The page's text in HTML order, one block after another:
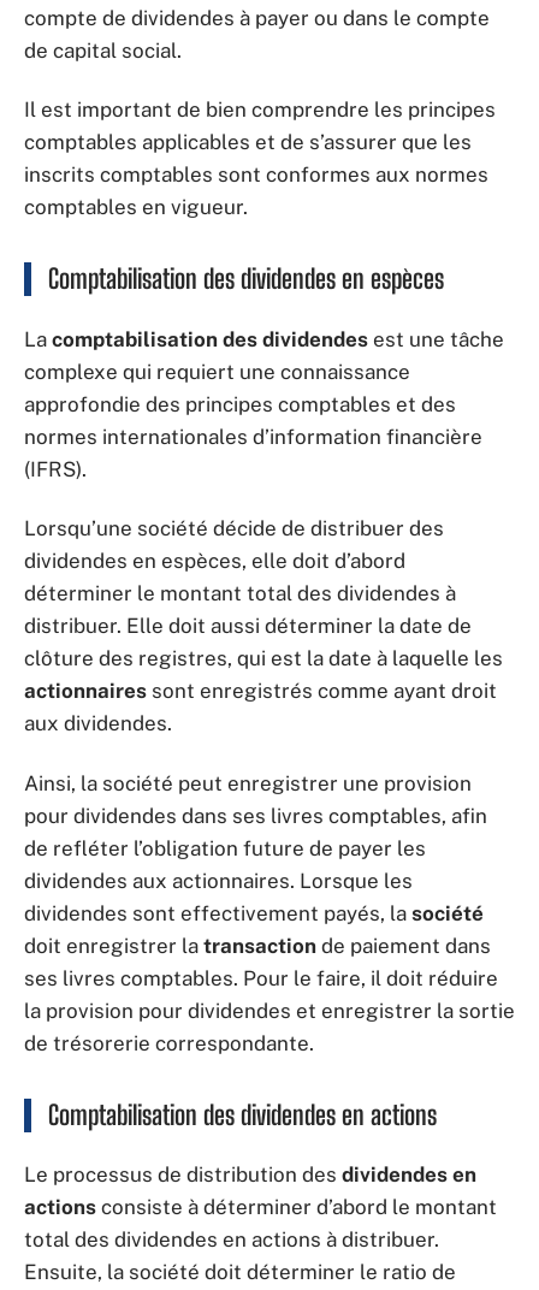
compte de dividendes à payer ou dans le compte
de capital social.
Il est important de bien comprendre les principes
comptables applicables et de s’assurer que les
inscrits comptables sont conformes aux normes
comptables en vigueur.
Comptabilisation des dividendes en espèces
La comptabilisation des dividendes est une tâche
complexe qui requiert une connaissance
approfondie des principes comptables et des
normes internationales d’information financière
(IFRS).
Lorsqu’une société décide de distribuer des
dividendes en espèces, elle doit d’abord
déterminer le montant total des dividendes à
distribuer. Elle doit aussi déterminer la date de
clôture des registres, qui est la date à laquelle les
actionnaires sont enregistrés comme ayant droit
aux dividendes.
Ainsi, la société peut enregistrer une provision
pour dividendes dans ses livres comptables, afin
de refléter l’obligation future de payer les
dividendes aux actionnaires. Lorsque les
dividendes sont effectivement payés, la société
doit enregistrer la transaction de paiement dans
ses livres comptables. Pour le faire, il doit réduire
la provision pour dividendes et enregistrer la sortie
de trésorerie correspondante.
Comptabilisation des dividendes en actions
Le processus de distribution des dividendes en
actions consiste à déterminer d’abord le montant
total des dividendes en actions à distribuer.
Ensuite, la société doit déterminer le ratio de